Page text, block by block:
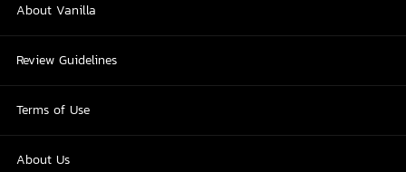
About Vanilla
Review Guidelines
Terms of Use
About Us